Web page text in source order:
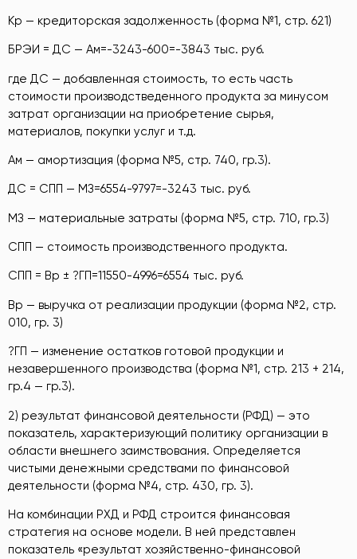
Кр — кредиторская задолженность (форма №1, стр. 621)
БРЭИ = ДС — Ам=-3243-600=-3843 тыс. руб.
где ДС — добавленная стоимость, то есть часть
стоимости производстведенного продукта за минусом
затрат организации на приобретение сырья,
материалов, покупки услуг и т.д.
Ам — амортизация (форма №5, стр. 740, гр.3).
ДС = СПП — МЗ=6554-9797=-3243 тыс. руб.
МЗ — материальные затраты (форма №5, стр. 710, гр.3)
СПП — стоимость производственного продукта.
СПП = Вр ± ?ГП=11550-4996=6554 тыс. руб.
Вр — выручка от реализации продукции (форма №2, стр.
010, гр. 3)
?ГП — изменение остатков готовой продукции и
незавершенного производства (форма №1, стр. 213 + 214,
гр.4 — гр.3).
2) результат финансовой деятельности (РФД) — это
показатель, характеризующий политику организации в
области внешнего заимствования. Определяется
чистыми денежными средствами по финансовой
деятельности (форма №4, стр. 430, гр. 3).
На комбинации РХД и РФД строится финансовая
стратегия на основе модели. В ней представлен
показатель «результат хозяйственно-финансовой